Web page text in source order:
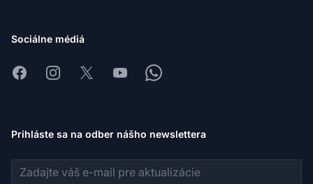
Sociálne médiá
FacebookInstagram
X YoutubeWhatsapp
Prihláste sa na odber nášho newslettera
E-mailová adresa